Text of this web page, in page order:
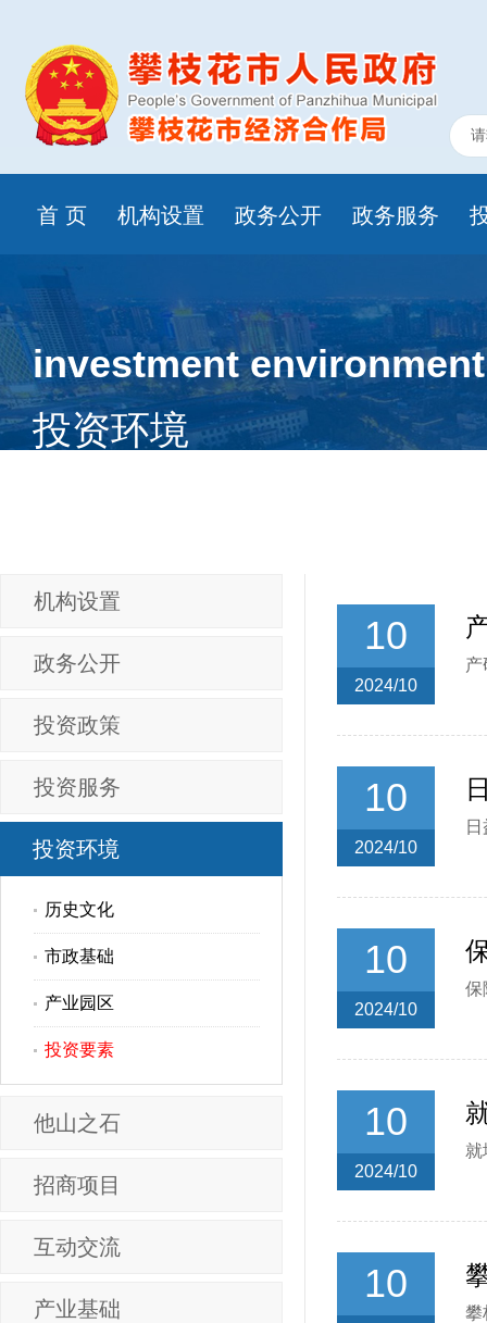
首 页 机构设置 政务公开 政务服务
investment environment
投资环境
机构设置
政务公开
投资政策
投资服务
投资环境
历史文化
市政基础
产业园区
投资要素
他山之石
招商项目
互动交流
产业基础
10
2024/10
产
10
2024/10
10
2024/10
保
10
2024/10
就
10
攀